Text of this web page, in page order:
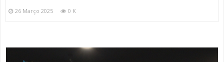
26 Março 2025 0 K